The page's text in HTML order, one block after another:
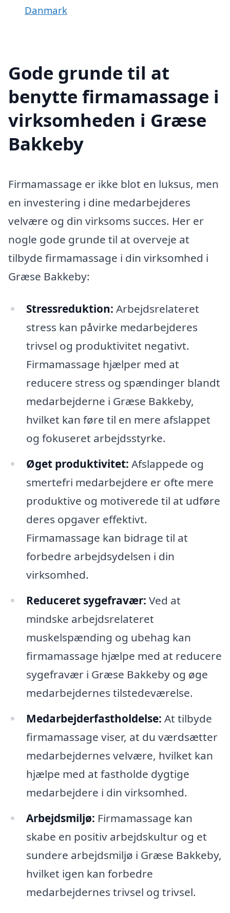
Danmark
Gode grunde til at
benytte firmamassage i
virksomheden i Græse
Bakkeby
Firmamassage er ikke blot en luksus, men
en investering i dine medarbejderes
velvære og din virksoms succes. Her er
nogle gode grunde til at overveje at
tilbyde firmamassage i din virksomhed i
Græse Bakkeby:
Stressreduktion: Arbejdsrelateret
stress kan påvirke medarbejderes
trivsel og produktivitet negativt.
Firmamassage hjælper med at
reducere stress og spændinger blandt
medarbejderne i Græse Bakkeby,
hvilket kan føre til en mere afslappet
og fokuseret arbejdsstyrke.
Øget produktivitet: Afslappede og
smertefri medarbejdere er ofte mere
produktive og motiverede til at udføre
deres opgaver effektivt.
Firmamassage kan bidrage til at
forbedre arbejdsydelsen i din
virksomhed.
Reduceret sygefravær: Ved at
mindske arbejdsrelateret
muskelspænding og ubehag kan
firmamassage hjælpe med at reducere
sygefravær i Græse Bakkeby og øge
medarbejdernes tilstedeværelse.
Medarbejderfastholdelse: At tilbyde
firmamassage viser, at du værdsætter
medarbejdernes velvære, hvilket kan
hjælpe med at fastholde dygtige
medarbejdere i din virksomhed.
Arbejdsmiljø: Firmamassage kan
skabe en positiv arbejdskultur og et
sundere arbejdsmiljø i Græse Bakkeby,
hvilket igen kan forbedre
medarbejdernes trivsel og trivsel.